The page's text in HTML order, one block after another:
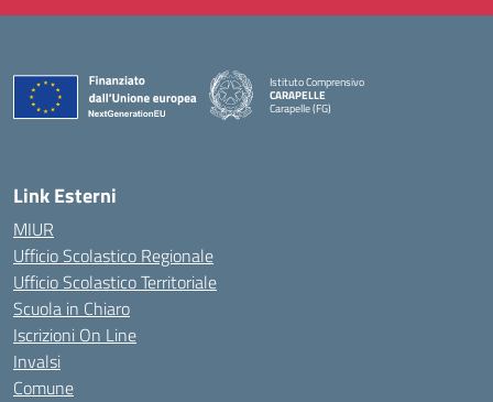
Istituto Comprensivo
CARAPELLE
Carapelle (FG)
— Visita la pagina iniziale della scuola
Link Esterni
MIUR
Ufficio Scolastico Regionale
Ufficio Scolastico Territoriale
Scuola in Chiaro
Iscrizioni On Line
Invalsi
Comune